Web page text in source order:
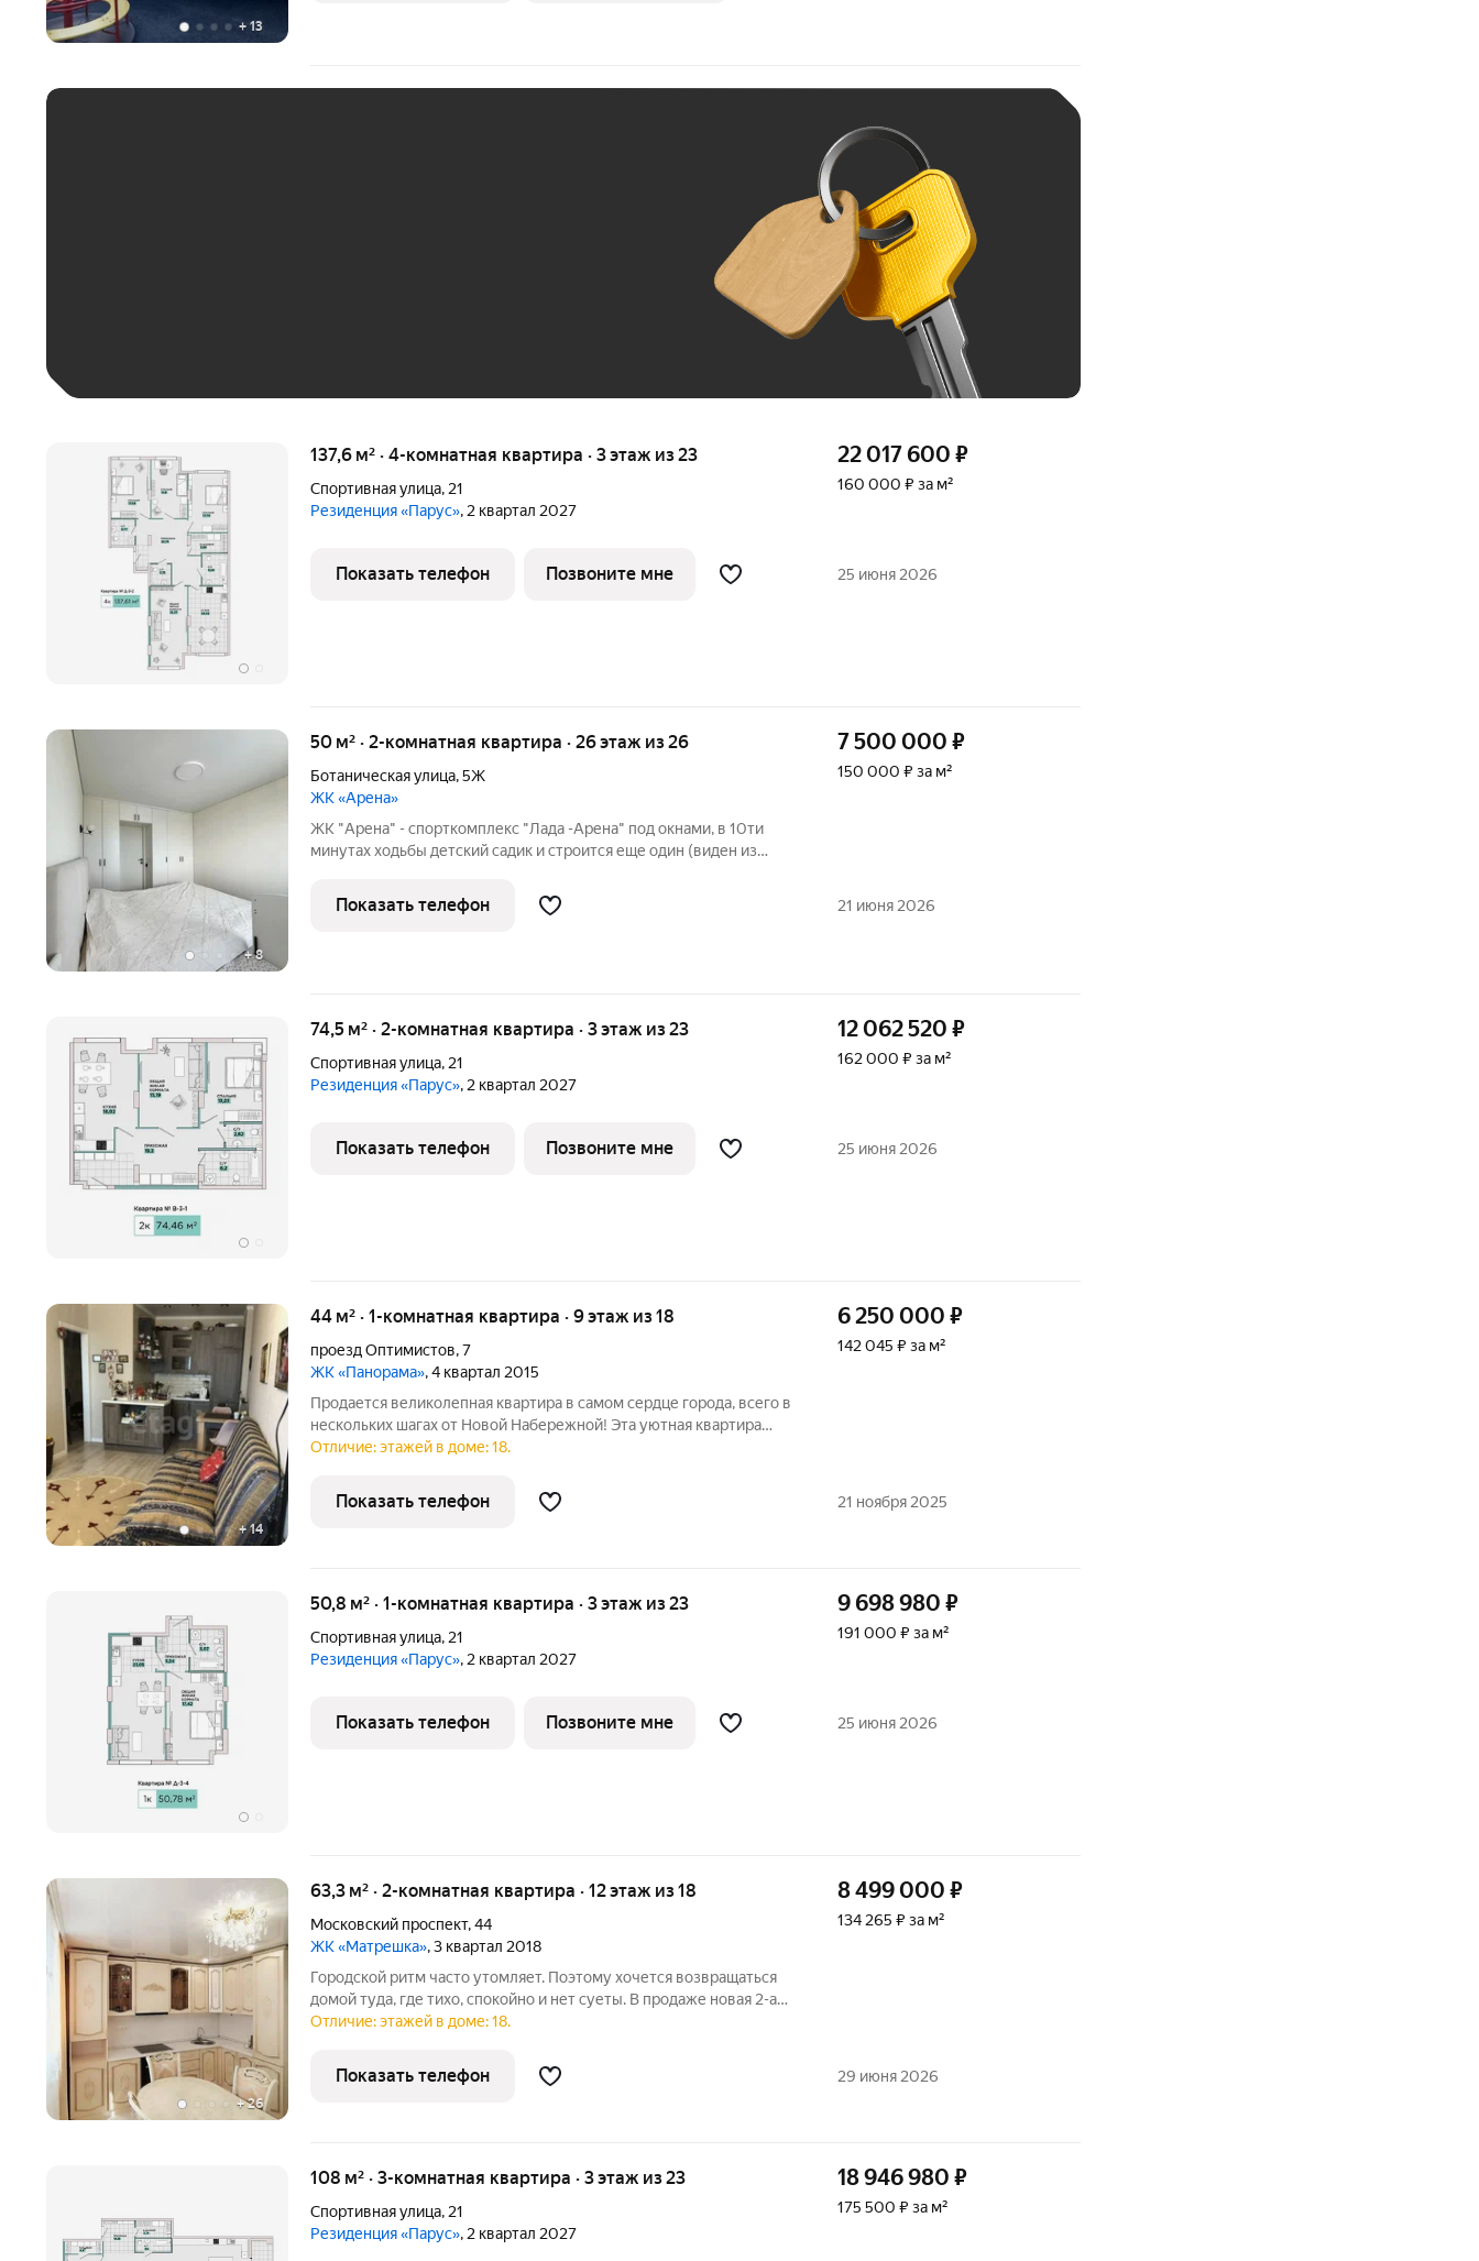
+ 13
137,6 м² · 4-комнатная квартира · 3 этаж из 23
Спортивная улица, 21
Резиденция «Парус», 2 квартал 2027
22 017 600 ₽
160 000 ₽ за м²
Показать телефон Позвоните мне 25 июня 2026
+8
50 м² · 2-комнатная квартира · 26 этаж из 26
Ботаническая улица,5Ж
ЖК «Арена»
ЖК "Арена" - спорткомплекс "Лада -Арена" под окнами, в 10ти
минутах ходьбы детский садик и строится еще один (виден из
частная клиника "Интегра". Красный керамический кирпич -
теплый, прочный и
7 500 000 ₽
150 000 ₽ за м²
Показать телефон 21 июня 2026
74,5 м² · 2-комнатная квартира · 3 этаж из 23
Спортивная улица, 21
Резиденция «Парус», 2 квартал 2027
12 062 520 ₽
162 000 ₽ за м²
Показать телефон Позвоните мне 25 июня 2026
+14
44 м² · 1-комнатная квартира · 9 этаж из 18
проезд Оптимистов,7
ЖК «Панорама», 4 квартал 2015
Продается великолепная квартира в самом сердце города, всего в
нескольких шагах от Новой Набережной! Эта уютная квартира
расположена на 9-м этаже и открывает захватывающий вид на
Квартира
6 250 000 ₽
142 045 ₽ за м²
Отличие: этажей в доме: 18.
Показать телефон 21 ноября 2025
50,8 м² · 1-комнатная квартира · 3 этаж из 23
Спортивная улица, 21
Резиденция «Парус», 2 квартал 2027
9 698 980 ₽
191 000 ₽ за м²
Показать телефон Позвоните мне 25 июня 2026
+26
63,3 м² · 2-комнатная квартира · 12 этаж из 18
Московский проспект,44
ЖК «Матрешка», 3 квартал 2018
Городской ритм часто утомляет. Поэтому хочется возвращаться
домой туда, где тихо, спокойно и нет суеты. В продаже новая 2-ая
квартира улучшенной планировки по адресу, Московский
выходят на
8 499 000 ₽
134 265 ₽ за м²
Отличие: этажей в доме: 18.
Показать телефон 29 июня 2026
108 м² · 3-комнатная квартира · 3 этаж из 23
Спортивная улица, 21
Резиденция «Парус», 2 квартал 2027
18 946 980 ₽
175 500 ₽ за м²